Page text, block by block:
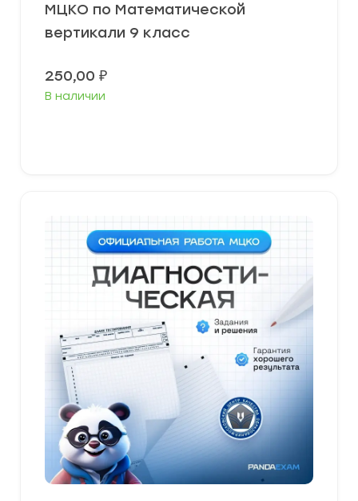
МЦКО по Математической
вертикали 9 класс
250,00 ₽
В наличии